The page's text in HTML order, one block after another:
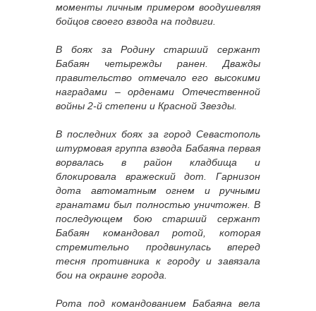
моменты личным примером воодушевляя
бойцов своего взвода на подвиги.
В боях за Родину старший сержант
Бабаян четырежды ранен. Дважды
правительство отмечало его высокими
наградами – орденами Отечественной
войны 2-й степени и Красной Звезды.
В последних боях за город Севастополь
штурмовая группа взвода Бабаяна первая
ворвалась в район кладбища и
блокировала вражеский дот. Гарнизон
дота автоматным огнем и ручными
гранатами был полностью уничтожен. В
последующем бою старший сержант
Бабаян командовал ротой, которая
стремительно продвинулась вперед
тесня противника к городу и завязала
бои на окраине города.
Рота под командованием Бабаяна вела